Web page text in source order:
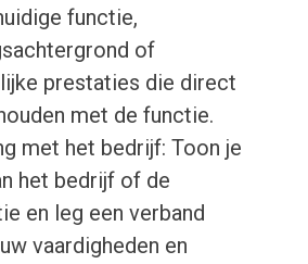
functie,
of
prestaties die direct
met de functie.
met het bedrijf: Toon je
het bedrijf of de
en leg een verband
vaardigheden en